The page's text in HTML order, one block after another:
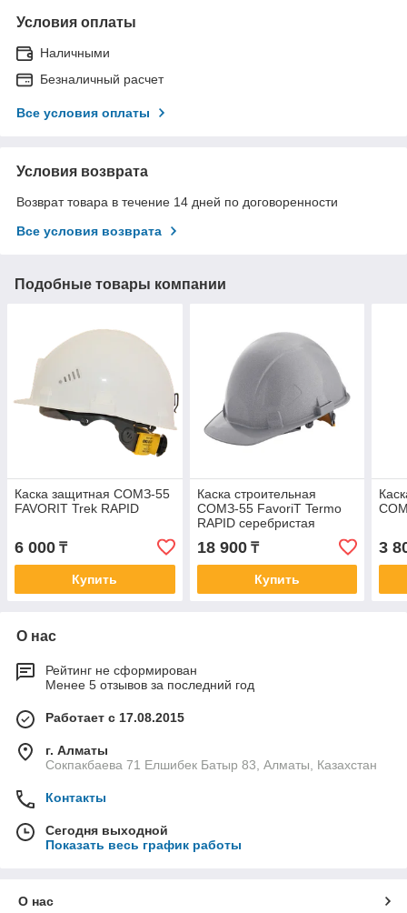
Условия оплаты
Наличными
Безналичный расчет
Все условия оплаты
Условия возврата
Возврат товара в течение 14 дней по договоренности
Все условия возврата
Подобные товары компании
Каска защитная СОМЗ-55
FAVORIT Trek RAPID
6 000 ₸
Купить
Каска строительная
СОМЗ-55 FavoriT Termo
RAPID серебристая
18 900₸
Купить
3
О нас
Рейтинг не сформирован
Менее 5 отзывов за последний год
Работает с 17.08.2015
г. Алматы
Сокпакбаева 71 Елшибек Батыр 83, Алматы, Казахстан
Контакты
Сегодня выходной
Показать весь график работы
О нас